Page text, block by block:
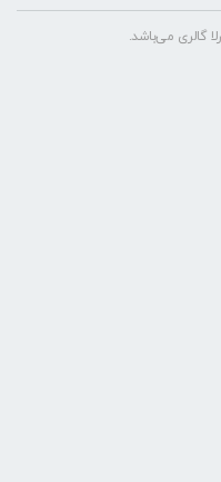
گالری می‌باشد.